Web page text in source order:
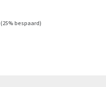
(25% bespaard)